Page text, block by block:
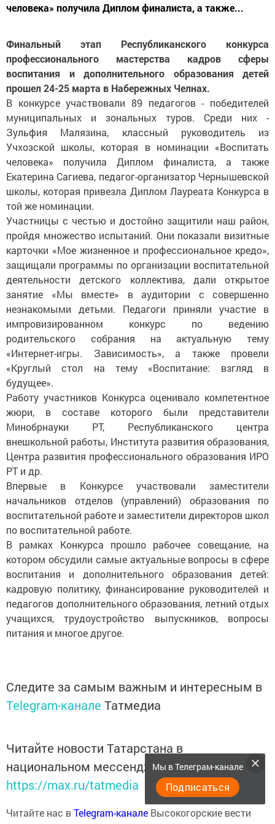
человека» получила Диплом финалиста, а также...
Финальный этап Республиканского конкурса
профессионального мастерства кадров сферы
воспитания и дополнительного образования детей
прошел 24-25 марта в Набережных Челнах.
В конкурсе участвовали 89 педагогов - победителей
муниципальных и зональных туров. Среди них -
Зульфия Малязина, классный руководитель из
Учхозской школы, которая в номинации «Воспитать
человека» получила Диплом финалиста, а также
Екатерина Сагиева, педагог-организатор Чернышевской
школы, которая привезла Диплом Лауреата Конкурса в
той же номинации.
Участницы с честью и достойно защитили наш район,
пройдя множество испытаний. Они показали визитные
карточки «Мое жизненное и профессиональное кредо»,
защищали программы по организации воспитательной
деятельности детского коллектива, дали открытое
занятие «Мы вместе» в аудитории с совершенно
незнакомыми детьми. Педагоги приняли участие в
импровизированном конкурс по ведению
родительского собрания на актуальную тему
«Интернет-игры. Зависимость», а также провели
«Круглый стол на тему «Воспитание: взгляд в
будущее».
Работу участников Конкурса оценивало компетентное
жюри, в составе которого были представители
Минобрнауки РТ, Республиканского центра
внешкольной работы, Института развития образования,
Центра развития профессионального образования ИРО
РТ и др.
Впервые в Конкурсе участвовали заместители
начальников отделов (управлений) образования по
воспитательной работе и заместители директоров школ
по воспитательной работе.
В рамках Конкурса прошло рабочее совещание, на
котором обсудили самые актуальные вопросы в сфере
воспитания и дополнительного образования детей:
кадровую политику, финансирование руководителей и
педагогов дополнительного образования, летний отдых
учащихся, трудоустройство выпускников, вопросы
питания и многое другое.
Следите за самым важным и интересным в
Telegram-канале Татмедиа
Читайте новости Татарстана в
национальном мессенджере MАХ:
https://max.ru/tatmedia
Читайте нас вTelegram-канале Высокогорские вести
Мы в Телеграм-канале
Подписаться